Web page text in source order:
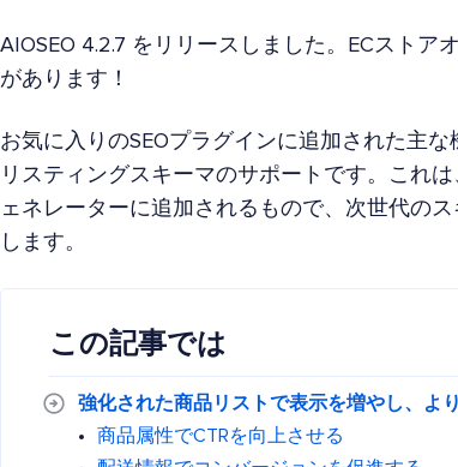
AIOSEO 4.2.7 をリリースしました。ECスト
があります！
お気に入りのSEOプラグインに追加された主
リスティングスキーマのサポートです。これ
ェネレーターに追加されるもので、次世代の
します。
この記事では
強化された商品リストで表示を増やし、よ
商品属性でCTRを向上させる